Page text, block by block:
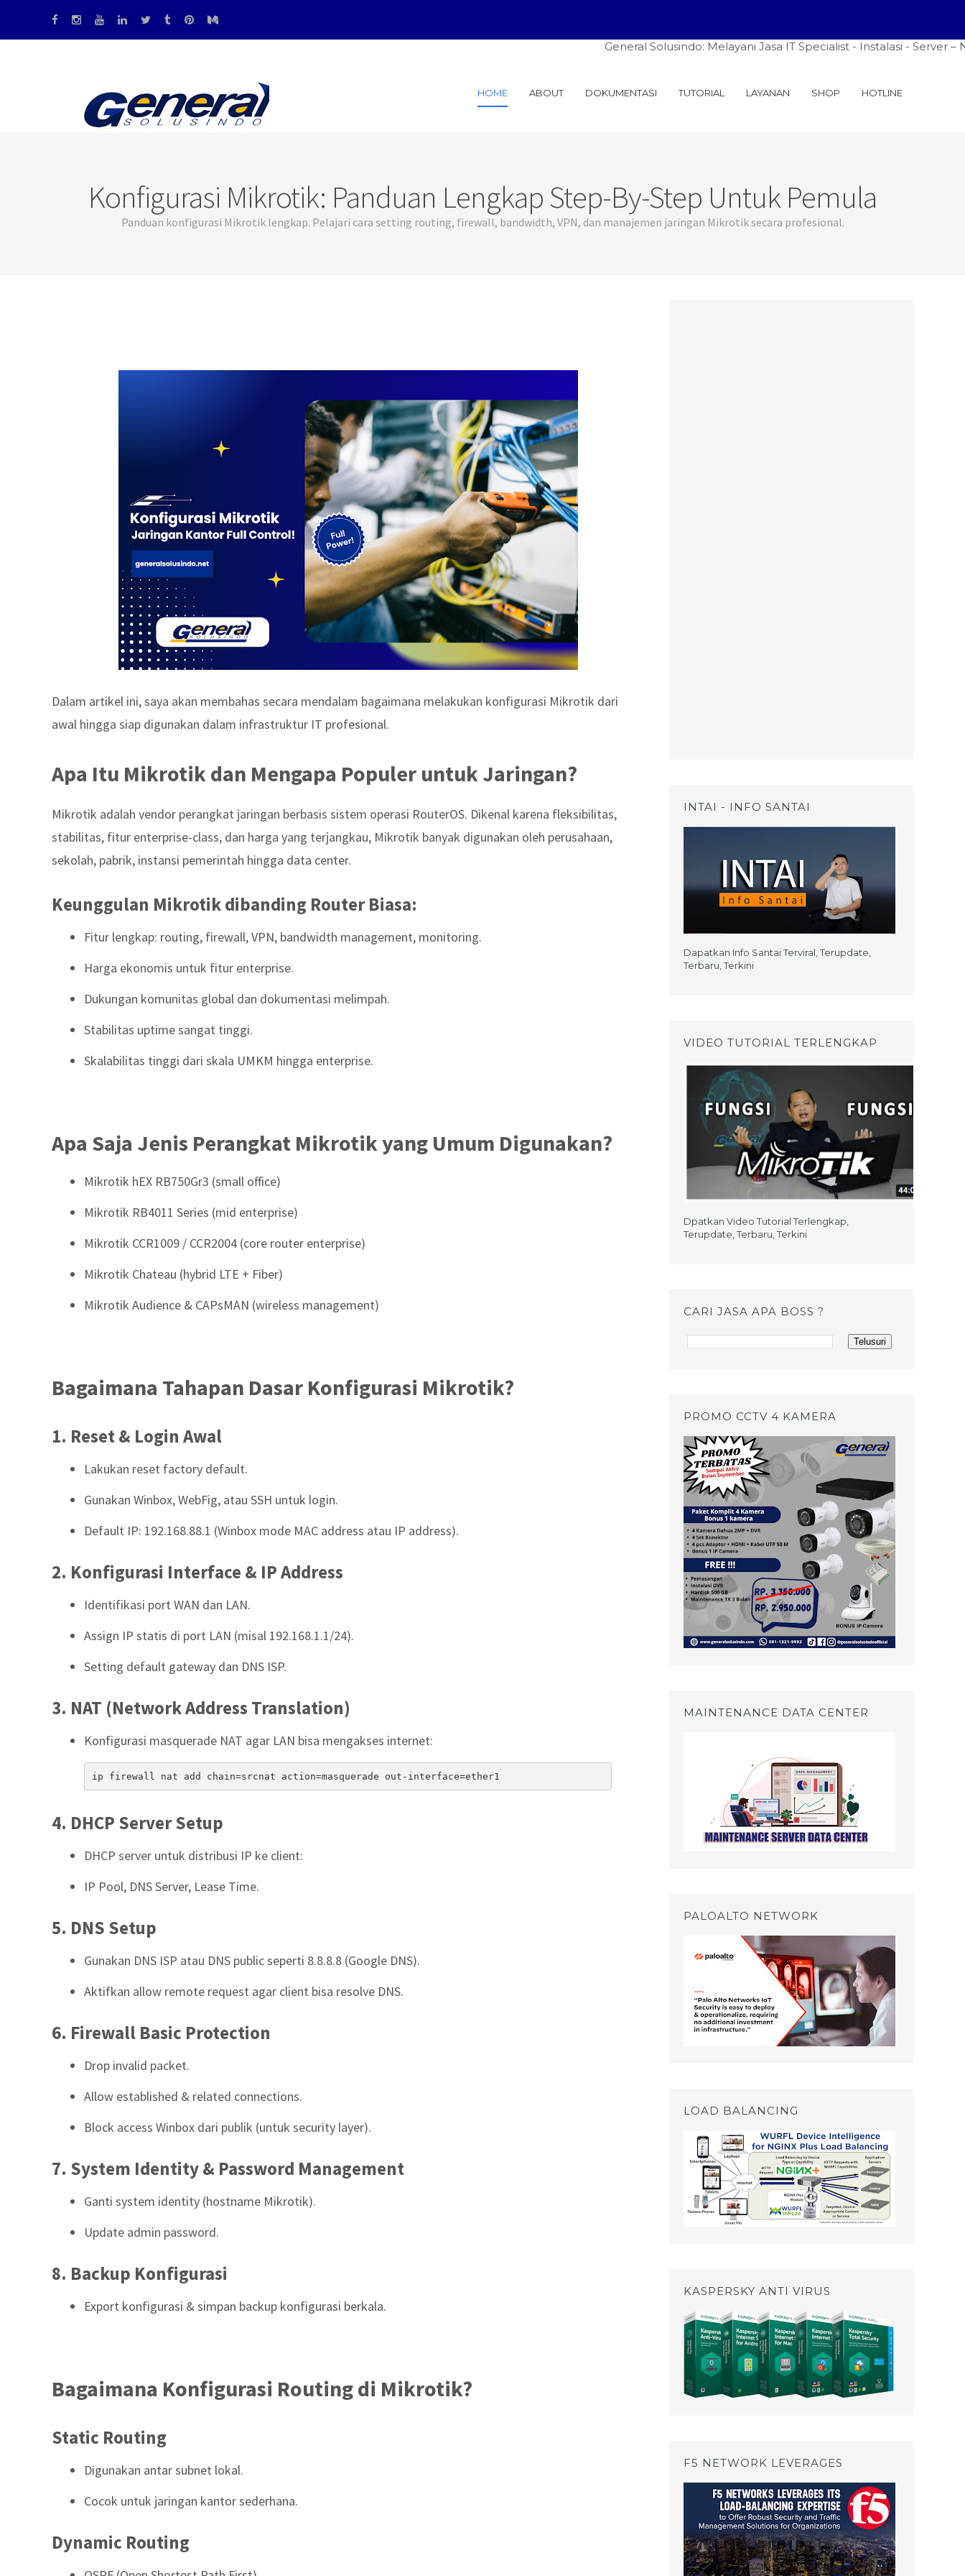
General Solusindo: Melayani Jasa IT Specialist - Instalasi - Server –
HOME ABOUT DOKUMENTASI TUTORIAL LAYANAN SHOP HOTLINE
Konfigurasi Mikrotik: Panduan Lengkap Step-By-Step Untuk Pemula
Panduan konfigurasi Mikrotik lengkap. Pelajari cara setting routing, firewall, bandwidth, VPN, dan manajemen jaringan Mikrotik secara profesional.
Dalam artikel ini, saya akan membahas secara mendalam bagaimana melakukan konfigurasi Mikrotik dari
awal hingga siap digunakan dalam infrastruktur IT profesional.
Apa Itu Mikrotik dan Mengapa Populer untuk Jaringan?
Mikrotik adalah vendor perangkat jaringan berbasis sistem operasi RouterOS. Dikenal karena fleksibilitas,
stabilitas, fitur enterprise-class, dan harga yang terjangkau, Mikrotik banyak digunakan oleh perusahaan,
sekolah, pabrik, instansi pemerintah hingga data center.
Keunggulan Mikrotik dibanding Router Biasa:
Fitur lengkap: routing, firewall, VPN, bandwidth management, monitoring.
Harga ekonomis untuk fitur enterprise.
Dukungan komunitas global dan dokumentasi melimpah.
Stabilitas uptime sangat tinggi.
Skalabilitas tinggi dari skala UMKM hingga enterprise.
Apa Saja Jenis Perangkat Mikrotik yang Umum Digunakan?
Mikrotik hEX RB750Gr3 (small office)
Mikrotik RB4011 Series (mid enterprise)
Mikrotik CCR1009 / CCR2004 (core router enterprise)
Mikrotik Chateau (hybrid LTE + Fiber)
Mikrotik Audience & CAPsMAN (wireless management)
Bagaimana Tahapan Dasar Konfigurasi Mikrotik?
1. Reset & Login Awal
Lakukan reset factory default.
Gunakan Winbox, WebFig, atau SSH untuk login.
Default IP: 192.168.88.1 (Winbox mode MAC address atau IP address).
2. Konfigurasi Interface & IP Address
Identifikasi port WAN dan LAN.
Assign IP statis di port LAN (misal 192.168.1.1/24).
Setting default gateway dan DNS ISP.
3. NAT (Network Address Translation)
Konfigurasi masquerade NAT agar LAN bisa mengakses internet:
ip firewall nat add chain=srcnat action=masquerade out-interface=ether1
4. DHCP Server Setup
DHCP server untuk distribusi IP ke client:
IP Pool, DNS Server, Lease Time.
5. DNS Setup
Gunakan DNS ISP atau DNS public seperti 8.8.8.8 (Google DNS).
Aktifkan allow remote request agar client bisa resolve DNS.
6. Firewall Basic Protection
Drop invalid packet.
Allow established & related connections.
Block access Winbox dari publik (untuk security layer).
7. System Identity & Password Management
Ganti system identity (hostname Mikrotik).
Update admin password.
8. Backup Konfigurasi
Export konfigurasi & simpan backup konfigurasi berkala.
Bagaimana Konfigurasi Routing di Mikrotik?
Static Routing
Digunakan antar subnet lokal.
Cocok untuk jaringan kantor sederhana.
Dynamic Routing
INTAI - INFO SANTAI
Dapatkan Info Santai Terviral, Terupdate,
Terbaru, Terkini
VIDEO TUTORIAL TERLENGKAP
Dpatkan Video Tutorial Terlengkap,
Terupdate, Terbaru, Terkini
CARI JASA APA BOSS ?
PROMO CCTV 4 KAMERA
MAINTENANCE DATA CENTER
PALOALTO NETWORK
LOAD BALANCING
KASPERSKY ANTI VIRUS
F5 NETWORK LEVERAGES